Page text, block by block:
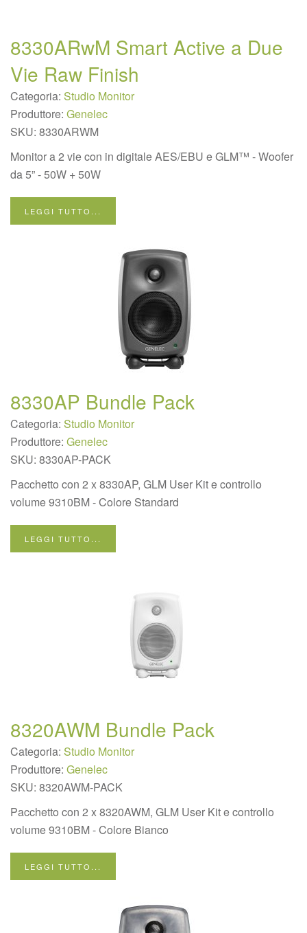
8330ARwM Smart Active a Due
Vie Raw Finish
Categoria: Studio Monitor
Produttore: Genelec
SKU: 8330ARWM
Monitor a 2 vie con in digitale AES/EBU e GLM™ - Woofer
da 5” - 50W + 50W
LEGGI TUTTO...
8330AP Bundle Pack
Categoria: Studio Monitor
Produttore: Genelec
SKU: 8330AP-PACK
Pacchetto con 2 x 8330AP, GLM User Kit e controllo
volume 9310BM - Colore Standard
LEGGI TUTTO...
8320AWM Bundle Pack
Categoria: Studio Monitor
Produttore: Genelec
SKU: 8320AWM-PACK
Pacchetto con 2 x 8320AWM, GLM User Kit e controllo
volume 9310BM - Colore Bianco
LEGGI TUTTO...